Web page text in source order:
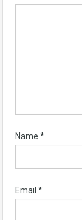
Name *
Email *